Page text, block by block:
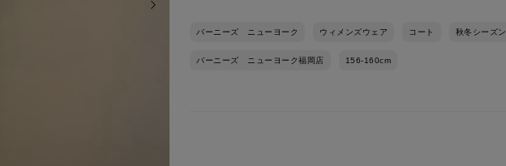
バーニーズ ニューヨーク ウィメンズウェア コート 秋冬シーズン
バーニーズ ニューヨーク福岡店 156-160cm